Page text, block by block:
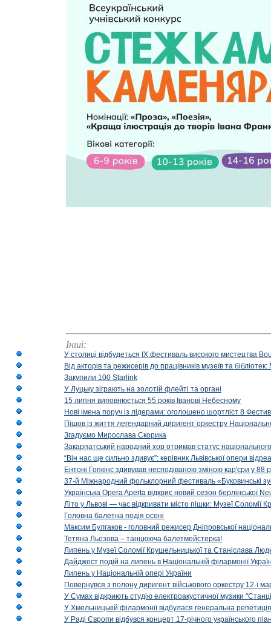
Інші:
У столиці відбудеться IX фестиваль високого мистецтва
Від акторів та режисерів до працівників музеїв та
Закупили 100 Starlink
У Луцьку зіграють на золотій флейті та органі
15 липня виповнюється 55 років Іванові Небесному
Нові імена поруч із лідерами: оголошено шортліст 8
Пішов із життя легендарний диригент оркестру
Згадуємо Мирослава Скорика
Закарпатський народний хор отримав статус національного
“Він нас ще сильно здивує”: керівник Львівської опери
Ентоні Гопкінс здивував несподіваною зміною кар'єри у 88
37-й Міжнародний фольклорний фестиваль «Буковинські
Українська Opera Aperta відкриє новий сезон берлінської
Літо у Львові — час відкривати місто пішки: Музеї Соломії
Головна балетна подія осені
Максим Булгаков - головний режисер Дніпровської
Тетяна Льозова – танцююча балетмейстерка!
Липень у Музеї Соломії Крушельницької та Станіслава
Дайджест подій на липень в Національній філармонії
Липень у Національній опері України
Повернувся з полону диригент військового оркестру 12-ї
У Сумах відкриють студію електроакустичної музики
У Хмельницькій філармонії відбулася генеральна
У Раді Європи відбувся концерт 17-річного українського